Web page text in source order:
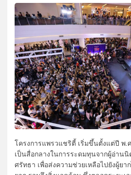
โครงการแพรวแชริตี้ เริ่มขึ้นตั้งแต่ปี พ.
เป็นสื่อกลางในการระดมทุนจากผู้อ่าน
ศรัทธา เพื่อส่งความช่วยเหลือไปยังผู้ยา